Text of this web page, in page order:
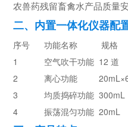
农兽药残留畜禽水产品质量
二、内置一体化仪器配
序号      功能名称          规格
1           空气吹干功能  12 道
2           离心功能
3           均质捣碎功能
4           振荡混匀功能  20mL